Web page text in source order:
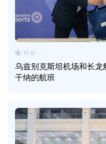
乌兹别克斯坦机场和长
干纳的航班
社会